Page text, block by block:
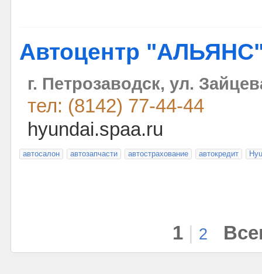
Автоцентр
г. Петрозаводск, ул.
тел: (8142) 77-44-44
hyundai.spaa.ru
автосалон автозапчасти автострахование автокредит
1 2